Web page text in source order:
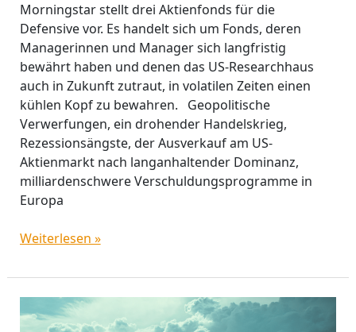
Morningstar stellt drei Aktienfonds für die
Defensive vor. Es handelt sich um Fonds, deren
Managerinnen und Manager sich langfristig
bewährt haben und denen das US-Researchhaus
auch in Zukunft zutraut, in volatilen Zeiten einen
kühlen Kopf zu bewahren. Geopolitische
Verwerfungen, ein drohender Handelskrieg,
Rezessionsängste, der Ausverkauf am US-
Aktienmarkt nach langanhaltender Dominanz,
milliardenschwere Verschuldungsprogramme in
Europa
Weiterlesen »
Themenfonds:
Unterschätzte